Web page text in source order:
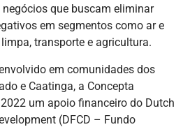
que buscam eliminar
em segmentos como ar e
transporte e agricultura.
em comunidades dos
e Caatinga, a Concepta
um apoio financeiro do Dutch
(DFCD – Fundo